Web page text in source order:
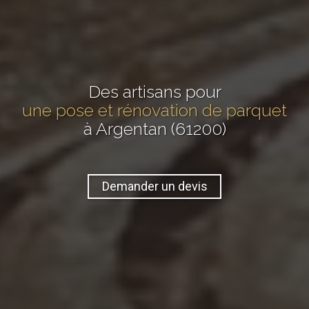
Des artisans pour
une pose et rénovation de parquet
à Argentan (61200)
Demander un devis